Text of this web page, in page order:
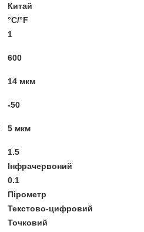
Китай
°С/°F
1
600
14 мкм
-50
5 мкм
1.5
Інфрачервоний
0.1
Пірометр
Текстово-цифровий
Точковий